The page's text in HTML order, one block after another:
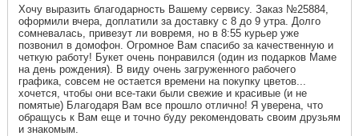
Хочу выразить благодарность Вашему сервису. Заказ №25884,
оформили вчера, доплатили за доставку с 8 до 9 утра. Долго
сомневалась, привезут ли вовремя, но в 8:55 курьер уже
позвонил в домофон. Огромное Вам спасибо за качественную и
четкую работу! Букет очень понравился (один из подарков Маме
на день рождения). В виду очень загруженного рабочего
графика, совсем не остается времени на покупку цветов...
хочется, чтобы они все-таки были свежие и красивые (и не
помятые) Благодаря Вам все прошло отлично! Я уверена, что
обращусь к Вам еще и точно буду рекомендовать своим друзьям
и знакомым.